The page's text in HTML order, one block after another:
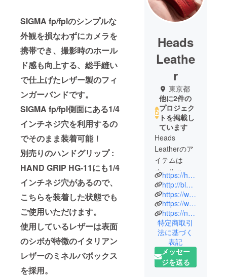
SIGMA fp/fplのシンプルな
外観を損なわずにカメラを
携帯でき、撮影時のホール
ド感も向上する、総手縫い
で仕上げたレザー製のフィ
ンガーバンドです。
SIGMA fp/fpl側面にある1/4
インチネジ穴を利用するの
でそのまま装着可能！
別売りのハンドグリップ :
HAND GRIP HG-11にも1/4
インチネジ穴があるので、
こちらを装着した状態でも
ご使用いただけます。
使用しているレザーは表面
のシボが特徴のイタリアン
レザーのミネルバボックス
を採用。
Heads
Leathe
r
東京都
他に2件の
プロジェク
トを掲載し
ています
Heads
Leatherのア
イテムは
オールハン
ドメイド。
裁断から縫
いまで手作
業で丁寧に
仕上げてい
きます。
バイクの
キーレス
https://heads-leather.com/
http://blog.heads-leather.com/
https://www.instagram.com/mm_heads/
https://www.pinterest.jp/headsleather/_created/
https://note.com/heads_leather/
特定商取引
法に基づく
表記
メッセー
ジを送る